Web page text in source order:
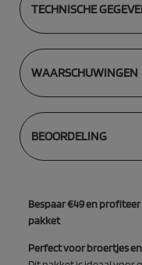
TECHNISCHE
WAARSCHUWINGEN
BEOORDELING
Bespaar €49 en
pakket
Perfect voor broertjes